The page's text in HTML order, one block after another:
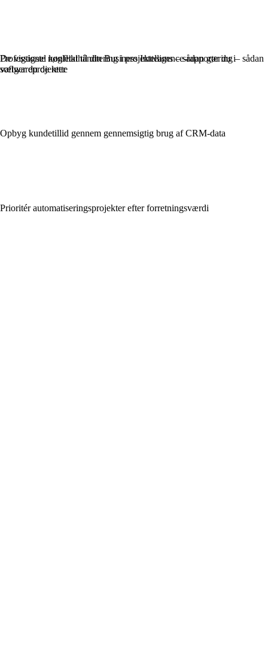
Professionel konflikthåndtering i projektteams – sådan gør du i
softwareprojekter
Opbyg kundetillid gennem gennemsigtig brug af CRM-data
Prioritér automatiseringsprojekter efter forretningsværdi
De vigtigste nøgletal til din Business Intelligence-rapportering – sådan
vælger du de rette